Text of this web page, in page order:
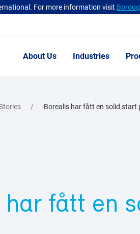
For more information visit
About Us Industries
har fått en
Borealis har fått en solid start